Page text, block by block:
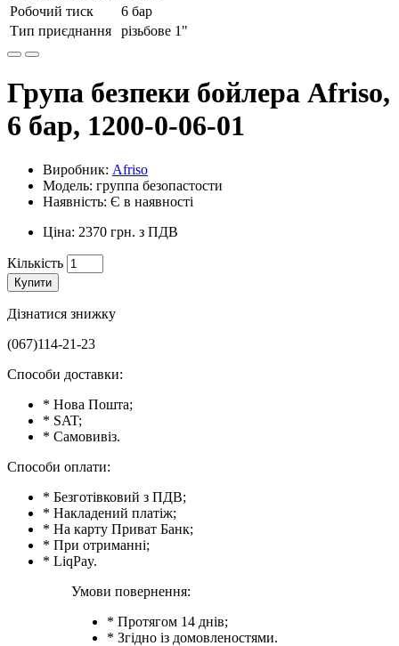
Робочий тиск
6 бар
Тип приєднання
різьбове 1"
Група безпеки бойлера Afriso,
6 бар, 1200-0-06-01
Виробник: Afriso
Модель: группа безопастости
Наявність: Є в наявності
Ціна: 2370 грн. з ПДВ
Кількість
Купити
Дізнатися знижку
(067)114-21-23
Способи доставки:
* Нова Пошта;
* SAT;
* Самовивіз.
Способи оплати:
* Безготівковий з ПДВ;
* Накладений платіж;
* На карту Приват Банк;
* При отриманні;
* LiqPay.
Умови повернення:
* Протягом 14 днів;
* Згідно із домовленостями.